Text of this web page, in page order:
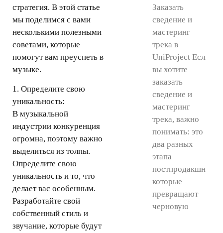
стратегия. В этой статье
мы поделимся с вами
несколькими полезными
советами, которые
помогут вам преуспеть в
музыке.
1. Определите свою
уникальность:
В музыкальной
индустрии конкуренция
огромна, поэтому важно
выделиться из толпы.
Определите свою
уникальность и то, что
делает вас особенным.
Разработайте свой
собственный стиль и
звучание, которые будут
Заказать
сведение и
мастеринг
трека в
UniProject Если
вы хотите
заказать
сведение и
мастеринг
трека, важно
понимать: это
два разных
этапа
постпродакшна,
которые
превращают
черновую